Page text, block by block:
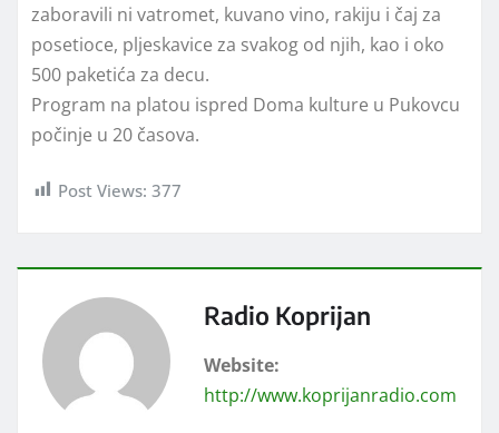
zaboravili ni vatromet, kuvano vino, rakiju i čaj za
posetioce, pljeskavice za svakog od njih, kao i oko
500 paketića za decu.
Program na platou ispred Doma kulture u Pukovcu
počinje u 20 časova.
Post Views: 377
Radio Koprijan
Website:
http://www.koprijanradio.com